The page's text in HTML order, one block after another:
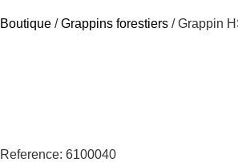
Boutique /Grappins forestiers / Grappin
Reference: 6100040